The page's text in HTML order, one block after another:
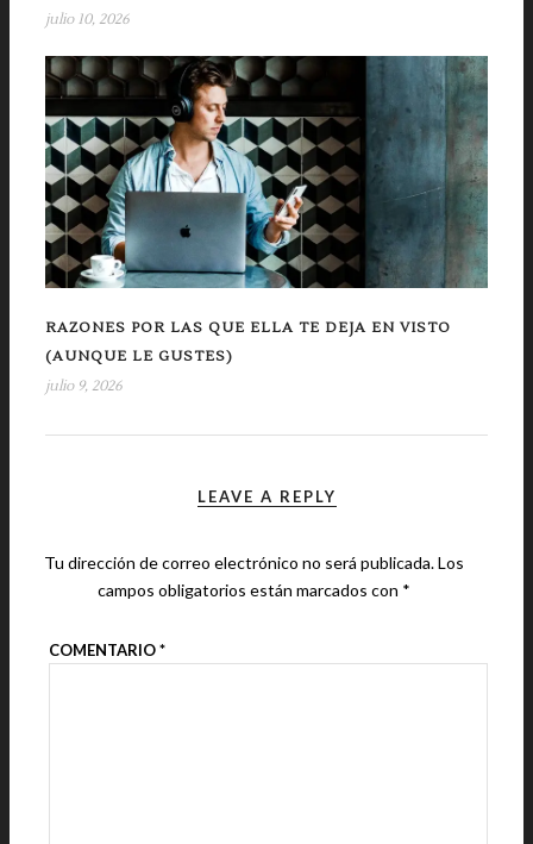
julio 10, 2026
RAZONES POR LAS QUE ELLA TE DEJA EN VISTO
(AUNQUE LE GUSTES)
julio 9, 2026
LEAVE A REPLY
Tu dirección de correo electrónico no será publicada.Los
campos obligatorios están marcados con *
COMENTARIO*